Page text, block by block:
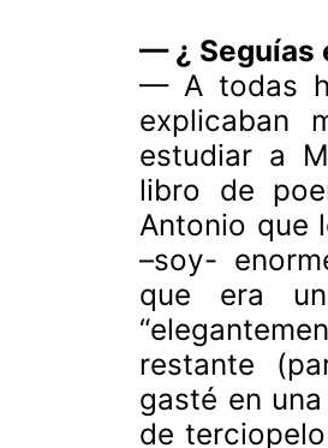
— ¿ Seguías
— A todas
explicaban
estudiar a
libro de
Antonio que
–soy-
que era
restante
gasté en
de